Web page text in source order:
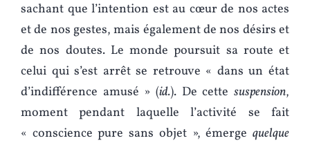
sachant que l’intention est au cœur de nos actes
et de nos gestes, mais également de nos désirs et
de nos doutes. Le monde poursuit sa route et
celui qui s’est arrêt se retrouve « dans un état
d’indifférence amusé » (id.). De cette suspension,
moment pendant laquelle l’activité se fait
« conscience pure sans objet », émerge quelque